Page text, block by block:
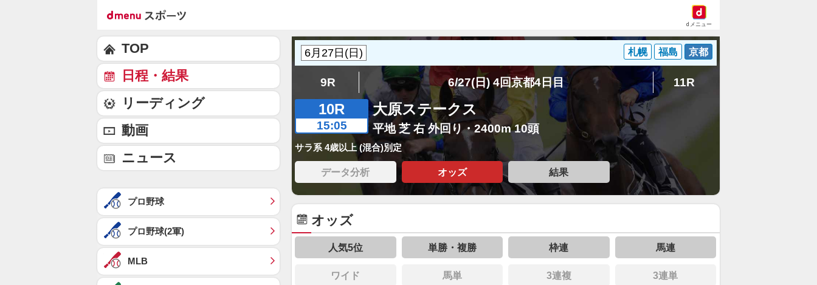
dメニュー
札幌 福島 京都
9R 6/27(日) 4回京都4日目 11R
10R
15:05
大原ステークス
平地 芝 右 外回り・2400m 10頭
サラ系 4歳以上 (混合)別定
データ分析 オッズ 結果
オッズ
人気5位 単勝・複勝 枠連 馬連
ワイド 馬単 3連複 3連単
TOP
日程・結果
リーディング
動画
ニュース
プロ野球
プロ野球(2軍)
MLB